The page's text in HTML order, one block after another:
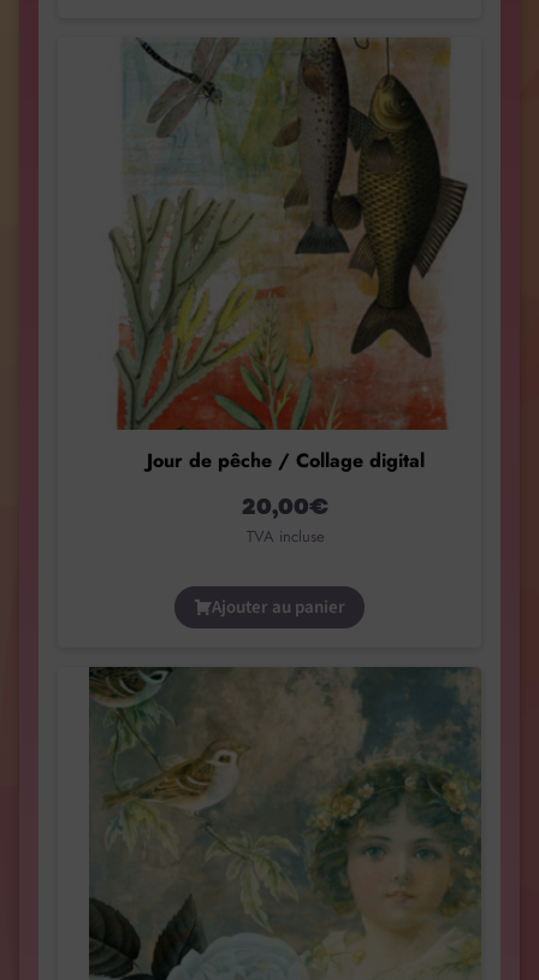
Jour de pêche / Collage digital
20,00€
TVA incluse
Ajouter au panier